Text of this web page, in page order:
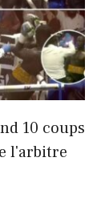
10 coups
l'arbitre